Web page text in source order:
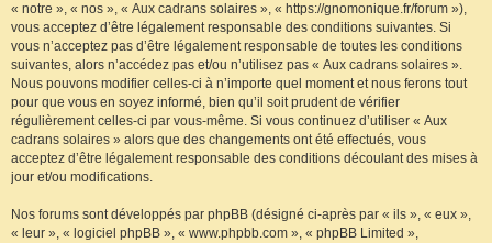
« notre », « nos », « Aux cadrans solaires », « https://gnomonique.fr/forum »),
vous acceptez d’être légalement responsable des conditions suivantes. Si
vous n’acceptez pas d’être légalement responsable de toutes les conditions
suivantes, alors n’accédez pas et/ou n’utilisez pas « Aux cadrans solaires ».
Nous pouvons modifier celles-ci à n’importe quel moment et nous ferons tout
pour que vous en soyez informé, bien qu’il soit prudent de vérifier
régulièrement celles-ci par vous-même. Si vous continuez d’utiliser « Aux
cadrans solaires » alors que des changements ont été effectués, vous
acceptez d’être légalement responsable des conditions découlant des mises à
jour et/ou modifications.
Nos forums sont développés par phpBB (désigné ci-après par « ils », « eux »,
« leur », « logiciel phpBB », « www.phpbb.com », « phpBB Limited »,